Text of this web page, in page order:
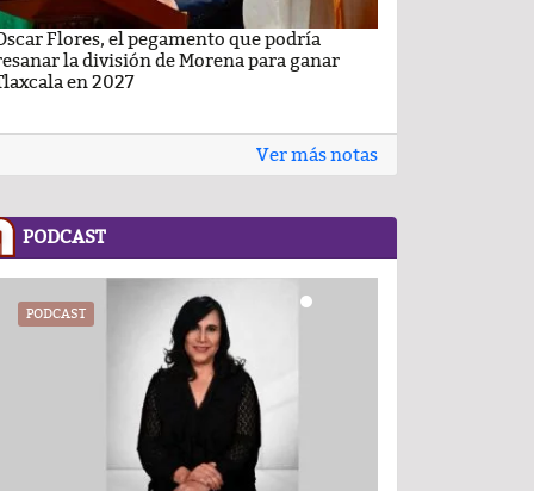
Flores, el pegamento que podría
la división de Morena para ganar
en 2027
Ver más notas
PODCAST
PODCAST